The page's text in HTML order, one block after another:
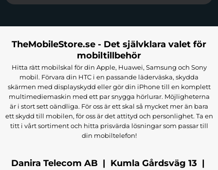
TheMobileStore.se - Det självklara valet för
mobiltillbehör
Hitta rätt mobilskal för din Apple, Huawei, Samsung och Sony
mobil. Förvara din HTC i en passande läderväska, skydda
skärmen med displayskydd eller gör din iPhone till en komplett
multimediemaskin med ett par snygga hörlurar. Möjligheterna
är i stort sett oändliga. För oss är ett skal så mycket mer än bara
ett skydd till mobilen, för oss är det attityd och personlighet. Ta en
titt i vårt sortiment och hitta prisvärda lösningar som passar till
din mobiltelefon!
Danira Telecom AB | Kumla Gårdsväg 13 |